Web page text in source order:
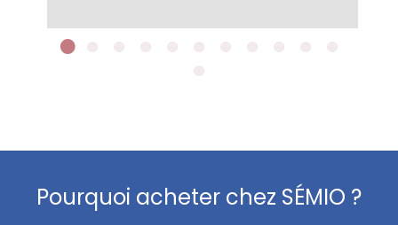
Pourquoi acheter chez SÉMIO ?